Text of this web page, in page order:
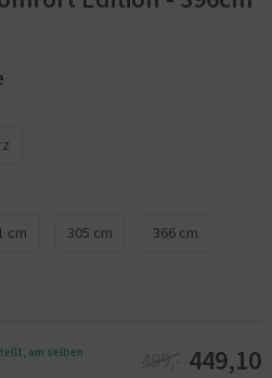
cm 305 cm 366 cm
am selben
449,10